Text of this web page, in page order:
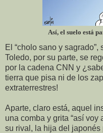
Así, el suelo está
El “cholo sano y
Toledo, por su parte, se
por la cadena CNN y
tierra que pisa ni de los
extraterrestres!
Aparte, claro está, aquel
una comba y grita “así voy
su rival, la hija del